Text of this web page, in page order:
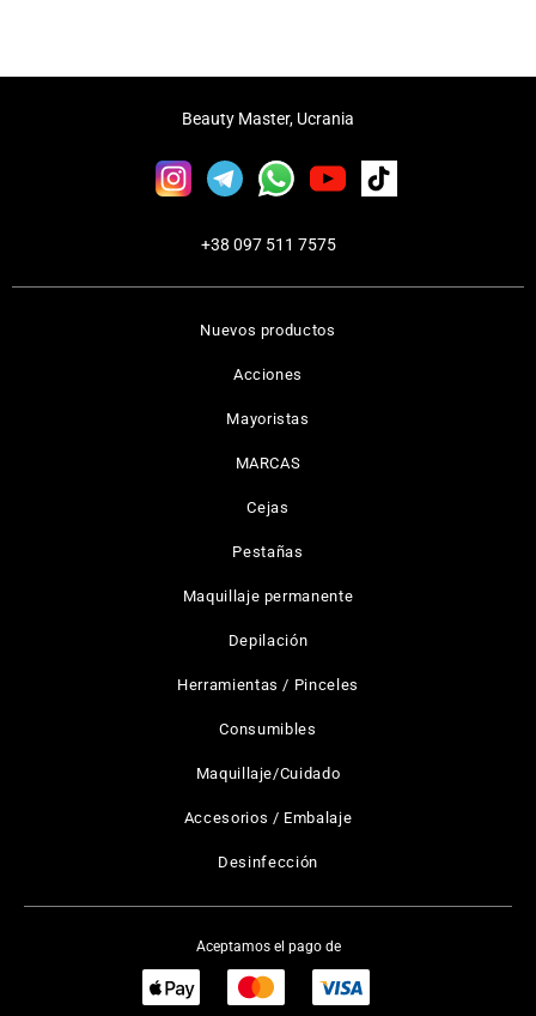
Nuevos productos
Acciones
Mayoristas
MARCAS
Cejas
Pestañas
Maquillaje permanente
Depilación
Herramientas / Pinceles
Consumibles
Maquillaje/Cuidado
Accesorios / Embalaje
Desinfección
Beauty Master, Ucrania
+38 097 511 7575
Aceptamos el pago de